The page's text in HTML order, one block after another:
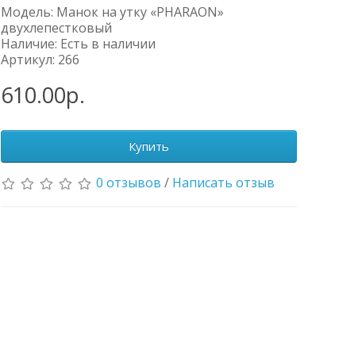
Модель: Манок на утку «PHARAON»
двухлепестковый
Наличие: Есть в наличии
Артикул: 266
610.00р.
Купить
0 отзывов / Написать отзыв